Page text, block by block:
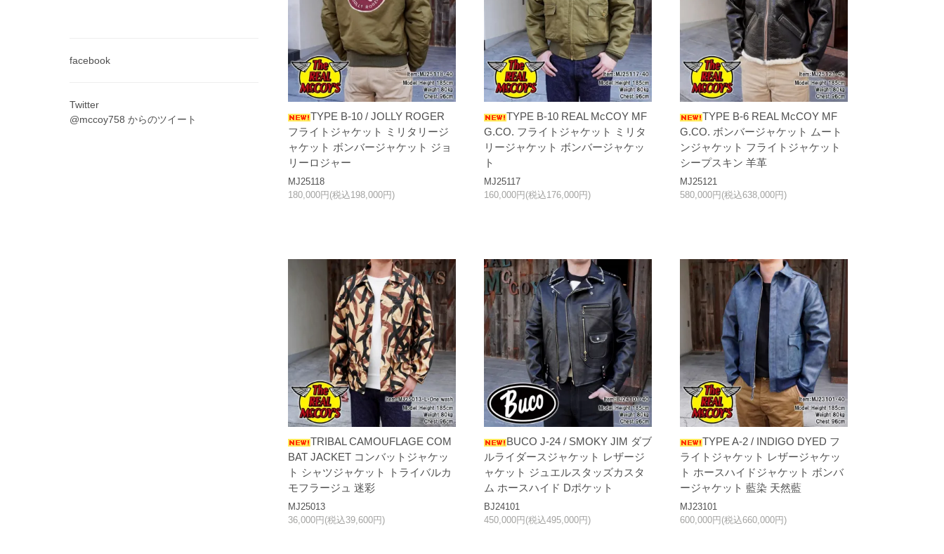
TYPE B-10 / JOLLY ROGER
フライトジャケット ミリタリージ
ャケット ボンバージャケット ジョ
リーロジャー
MJ25118
180,000円(税込198,000円)
TYPE B-10 REAL McCOY MF
G.CO. フライトジャケット ミリタ
リージャケット ボンバージャケッ
ト
MJ25117
160,000円(税込176,000円)
TYPE B-6 REAL McCOY MF
G.CO. ボンバージャケット ムート
ンジャケット フライトジャケット
シープスキン 羊革
MJ25121
580,000円(税込638,000円)
TRIBAL CAMOUFLAGE COM
BAT JACKET コンバットジャケッ
ト シャツジャケット トライバルカ
モフラージュ 迷彩
MJ25013
36,000円(税込39,600円)
BUCO J-24 / SMOKY JIM ダブ
ルライダースジャケット レザージ
ャケット ジュエルスタッズカスタ
ム ホースハイド Dポケット
BJ24101
450,000円(税込495,000円)
TYPE A-2 / INDIGO DYED フ
ライトジャケット レザージャケッ
ト ホースハイドジャケット ボンバ
ージャケット 藍染 天然藍
MJ23101
600,000円(税込660,000円)
facebook
Twitter
@mccoy758 からのツイート